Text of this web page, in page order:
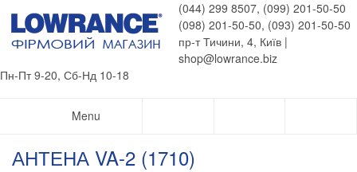
(044) 299 8507, (099) 201-50-50
(098) 201-50-50, (093) 201-50-50
пр-т Тичини, 4, Київ |
shop@lowrance.biz
Пн-Пт 9-20, Сб-Нд 10-18
Menu
АНТЕНА VA-2 (1710)